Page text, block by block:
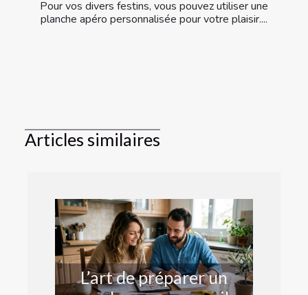
Pour vos divers festins, vous pouvez utiliser une
planche apéro personnalisée pour votre plaisir....
Articles similaires
L’art de préparer un